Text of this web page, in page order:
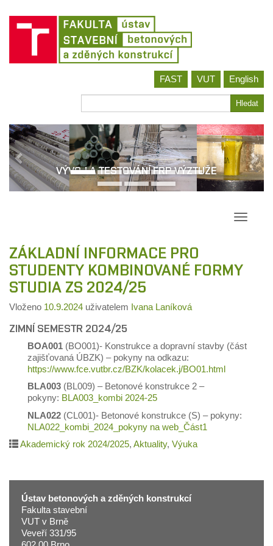
FAST VUT
English
Hledat
VÝVOJ A TESTOVÁNÍ FRP VÝZTUŽE
ZÁKLADNÍ INFORMACE PRO
STUDENTY KOMBINOVANÉ FORMY
STUDIA ZS 2024/25
Vloženo 10.9.2024 uživatelem Ivana Laníková
ZIMNÍ SEMESTR 2024/25
BOA001 (BO001)- Konstrukce a dopravní stavby (část
zajišťovaná ÚBZK) – pokyny na odkazu:
https://www.fce.vutbr.cz/BZK/kolacek.j/BO01.html
BLA003 (BL009) – Betonové konstrukce 2 –
pokyny: BLA003_kombi 2024-25
NLA022 (CL001)- Betonové konstrukce (S) – pokyny:
NLA022_kombi_2024_pokyny na web_Část1
Akademický rok 2024/2025, Aktuality, Výuka
Ústav betonových a zděných konstrukcí
Fakulta stavební
VUT v Brně
Veveří 331/95